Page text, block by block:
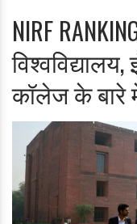
NIRF
कॉलेज के बारे